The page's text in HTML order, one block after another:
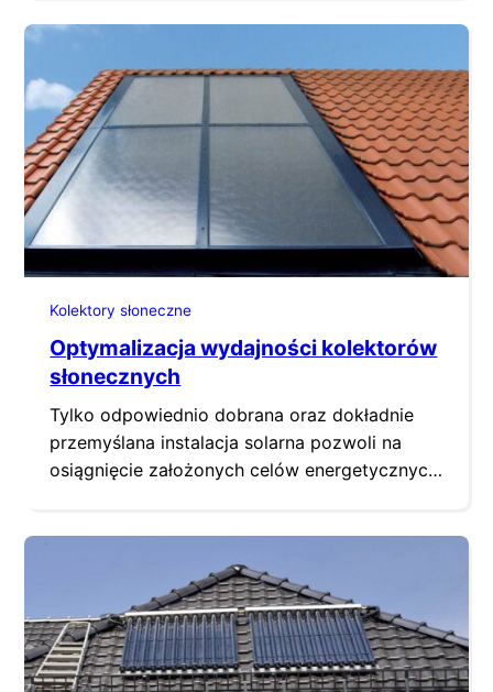
Kolektory słoneczne
Optymalizacja wydajności kolektorów
słonecznych
Tylko odpowiednio dobrana oraz dokładnie
przemyślana instalacja solarna pozwoli na
osiągnięcie założonych celów energetycznych.